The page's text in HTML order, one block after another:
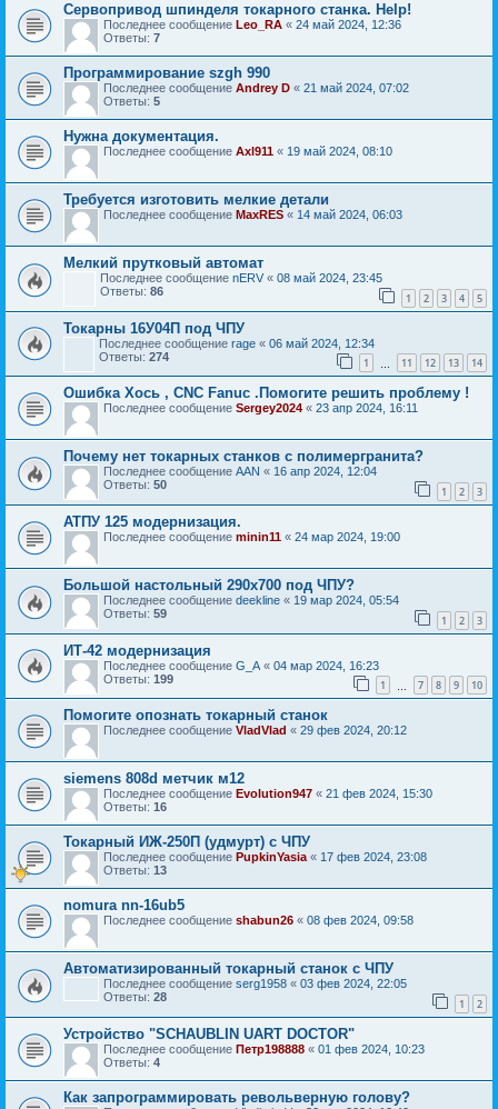
Сервопривод шпинделя токарного станка. Help!
Последнее сообщение Leo_RA « 24 май 2024, 12:36
Ответы: 7
Программирование szgh 990
Последнее сообщение Andrey D « 21 май 2024, 07:02
Ответы: 5
Нужна документация.
Последнее сообщение Axl911 « 19 май 2024, 08:10
Требуется изготовить мелкие детали
Последнее сообщение MaxRES « 14 май 2024, 06:03
Мелкий прутковый автомат
Последнее сообщение nERV « 08 май 2024, 23:45
Ответы: 86 1 2 3 4 5
Токарны 16У04П под ЧПУ
Последнее сообщение rage « 06 май 2024, 12:34
Ответы: 274 1 11 12 13 14
Ошибка Хось , CNC Fanuc .Помогите решить проблему !
Последнее сообщение Sergey2024 « 23 апр 2024, 16:11
Почему нет токарных станков с полимергранита?
Последнее сообщение AAN « 16 апр 2024, 12:04
Ответы: 50 1 2 3
АТПУ 125 модернизация.
Последнее сообщение minin11 « 24 мар 2024, 19:00
Большой настольный 290х700 под ЧПУ?
Последнее сообщение deekline « 19 мар 2024, 05:54
Ответы: 59 1 2 3
ИТ-42 модернизация
Последнее сообщение G_A « 04 мар 2024, 16:23
Ответы: 199 1 7 8 9 10
Помогите опознать токарный станок
Последнее сообщение VladVlad « 29 фев 2024, 20:12
siemens 808d метчик м12
Последнее сообщение Evolution947 « 21 фев 2024, 15:30
Ответы: 16
Токарный ИЖ-250П (удмурт) с ЧПУ
Последнее сообщение PupkinYasia« 17 фев 2024, 23:08
Ответы: 13
nomura nn-16ub5
Последнее сообщение shabun26 « 08 фев 2024, 09:58
Автоматизированный токарный станок с ЧПУ
Последнее сообщение serg1958 « 03 фев 2024, 22:05
Ответы: 28 1 2
Устройство "SCHAUBLIN UART DOCTOR"
Последнее сообщение Петр198888 « 01 фев 2024, 10:23
Ответы: 4
Как запрограммировать револьверную голову?